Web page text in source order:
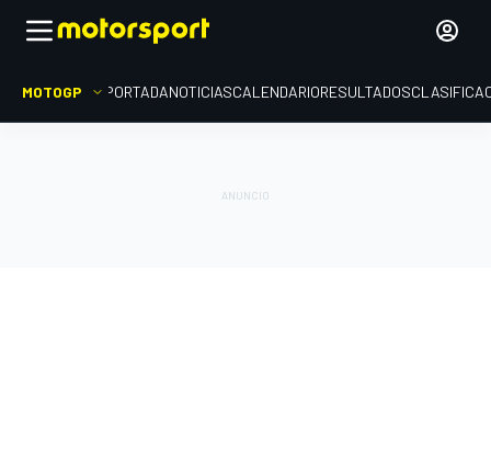
MOTOGP PORTADANOTICIASCALENDARIORESULTADOS